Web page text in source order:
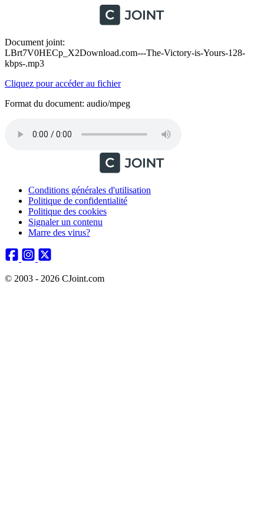
Document joint:
LBrt7V0HECp_X2Download.com---The-Victory-is-Yours-128-
kbps-.mp3
Cliquez pour accéder au fichier
Format du document: audio/mpeg
Conditions générales d'utilisation
Politique de confidentialité
Politique des cookies
Signaler un contenu
Marre des virus?
© 2003 - 2026 CJoint.com